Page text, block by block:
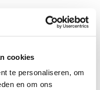
cookies
te personaliseren, om
en om ons
februari 2026